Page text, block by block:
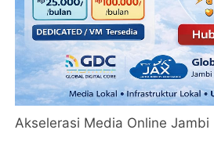
Akselerasi Media Online Jambi